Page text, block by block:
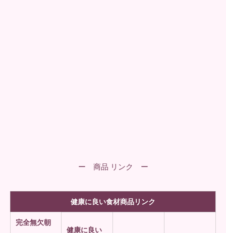
ー 商品 リンク ー
健康に良い食材商品リンク
完全無欠朝
健康に良い